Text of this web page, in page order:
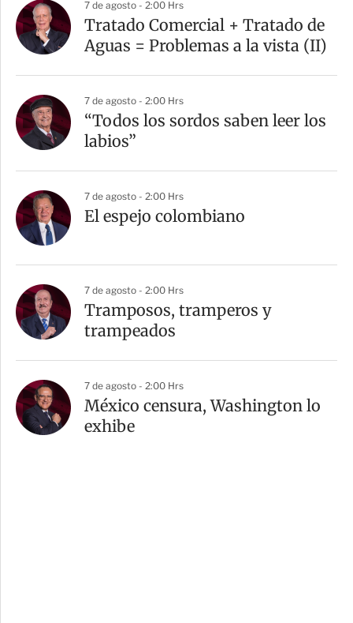
7 de agosto - 2:00 Hrs
Tratado Comercial + Tratado de
Aguas = Problemas a la vista (II)
7 de agosto - 2:00 Hrs
“Todos los sordos saben leer los
labios”
7 de agosto - 2:00 Hrs
El espejo colombiano
7 de agosto - 2:00 Hrs
Tramposos, tramperos y
trampeados
7 de agosto - 2:00 Hrs
México censura, Washington lo
exhibe